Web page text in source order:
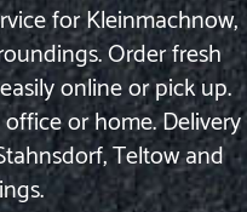
for Kleinmachnow,
Order fresh
online or pick up.
or home. Delivery
Teltow and